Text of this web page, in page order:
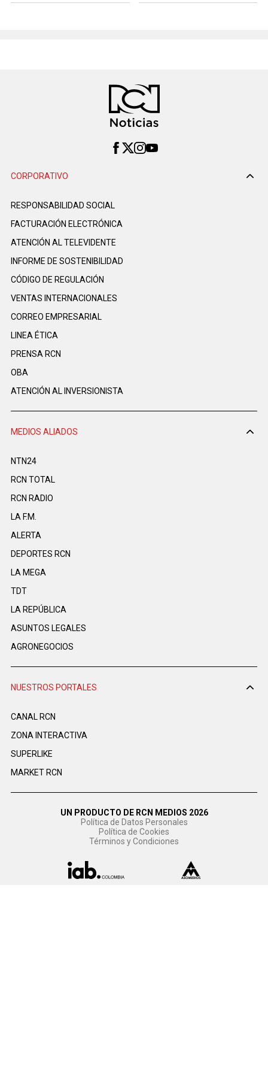
CORPORATIVO
RESPONSABILIDAD SOCIAL
FACTURACIÓN ELECTRÓNICA
ATENCIÓN AL TELEVIDENTE
INFORME DE SOSTENIBILIDAD
CÓDIGO DE REGULACIÓN
VENTAS INTERNACIONALES
CORREO EMPRESARIAL
LINEA ÉTICA
PRENSA RCN
OBA
ATENCIÓN AL INVERSIONISTA
MEDIOS ALIADOS
NTN24
RCN TOTAL
RCN RADIO
LA F.M.
ALERTA
DEPORTES RCN
LA MEGA
TDT
LA REPÚBLICA
ASUNTOS LEGALES
AGRONEGOCIOS
NUESTROS PORTALES
CANAL RCN
ZONA INTERACTIVA
SUPERLIKE
MARKET RCN
UN PRODUCTO DE RCN MEDIOS 2026
Política de Datos Personales
Política de Cookies
Términos y Condiciones